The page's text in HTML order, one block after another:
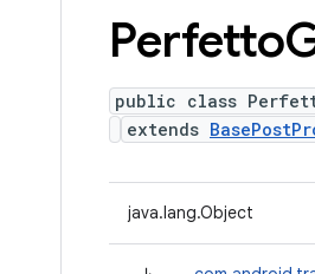
Perfetto
public class
extends
java.lang.Object